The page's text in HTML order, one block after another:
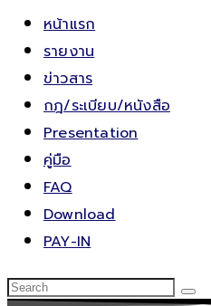
หน้าแรก
รายงาน
ข่าวสาร
กฎ/ระเบียบ/หนังสือ
Presentation
คู่มือ
FAQ
Download
PAY-IN